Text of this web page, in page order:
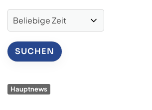
Hauptnews